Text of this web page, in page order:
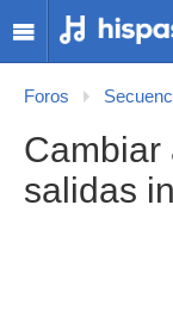
Foros
Cambiar
salidas